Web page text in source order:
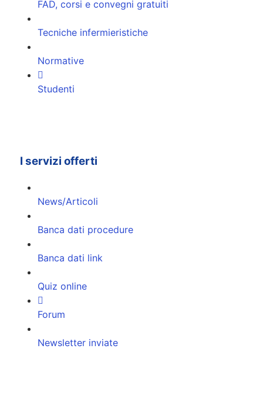
FAD, corsi e convegni gratuiti
Tecniche infermieristiche
Normative
Studenti
I servizi offerti
News/Articoli
Banca dati procedure
Banca dati link
Quiz online
Forum
Newsletter inviate